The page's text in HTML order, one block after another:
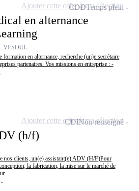
en alternance
VESOUL
en alternance, recherche (un)e secrétaire
partenaires. Vos missions en entreprise : -
CDDTemps plein
Ajouter cette offre à ma sélection
(h/f)
nos clients, un(e) assistant(e) ADV (H/F)Pour
la fabrication, la mise sur le marché de
CDINon renseigné
Ajouter cette offre à ma sélection